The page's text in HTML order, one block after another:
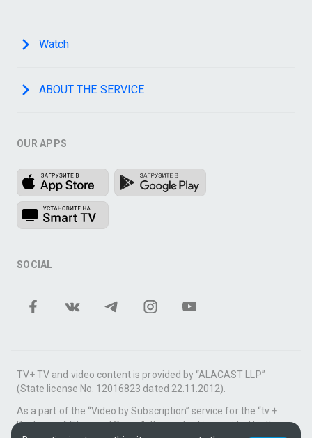
Watch
ABOUT THE SERVICE
OUR APPS
SOCIAL
TV+ TV and video content is provided by “ALACAST LLP”
(State license No. 12016823 dated 22.11.2012).
As a part of the “Video by Subscription” service for the “tv +
Package of Films and Series”, the content is provided by the